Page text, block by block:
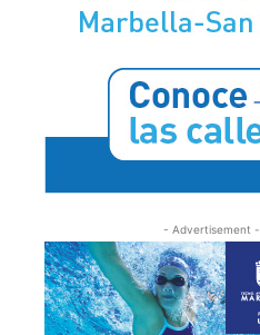
- Advertisement -